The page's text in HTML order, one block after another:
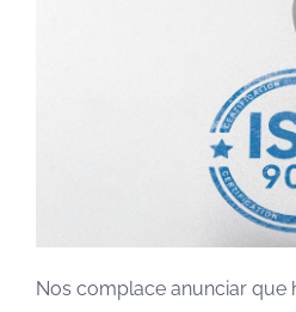
Nos complace anunciar que